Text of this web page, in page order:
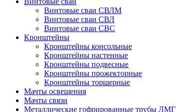
Винтовые сваи СВЛМ
Винтовые сваи СВЛ
Винтовые сваи СВС
Кронштейны
Кронштейны консольные
Кронштейны настенные
Кронштейны подвесные
Кронштейны прожекторные
Кронштейны торшерные
Мачты освещения
Мачты связи
Металлические гофрированные трубы ЛМГ